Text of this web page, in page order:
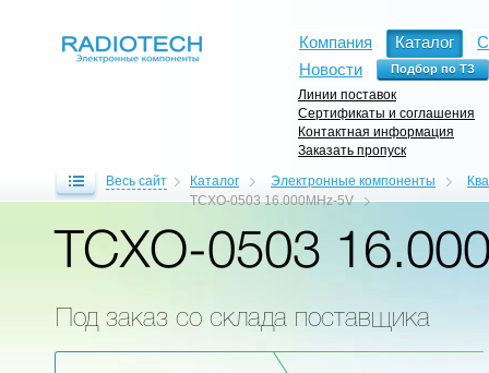
Компания Каталог
Новости
Линии поставок
Сертификаты и соглашения
Контактная информация
Заказать пропуск
Весь сайт Каталог Электронные компоненты
TCXO-0503 16.000MHz-5V
TCXO-0503
Под заказ со склада поставщика